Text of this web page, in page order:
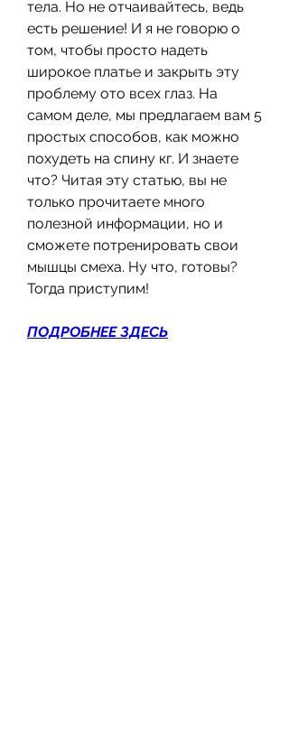
тела. Но не отчаивайтесь, ведь
есть решение! И я не говорю о
том, чтобы просто надеть
широкое платье и закрыть эту
проблему ото всех глаз. На
самом деле, мы предлагаем вам 5
простых способов, как можно
похудеть на спину кг. И знаете
что? Читая эту статью, вы не
только прочитаете много
полезной информации, но и
сможете потренировать свои
мышцы смеха. Ну что, готовы?
Тогда приступим!
ПОДРОБНЕЕ ЗДЕСЬ